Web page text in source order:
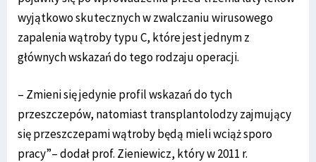
wyjątkowo skutecznych w zwalczaniu wirusowego
zapalenia wątroby typu C, które jest jednym z
głównych wskazań do tego rodzaju operacji.
– Zmieni się jedynie profil wskazań do tych
przeszczepów, natomiast transplantolodzy zajmujący
się przeszczepami wątroby będą mieli wciąż sporo
pracy”– dodał prof. Zieniewicz, który w 2011 r.